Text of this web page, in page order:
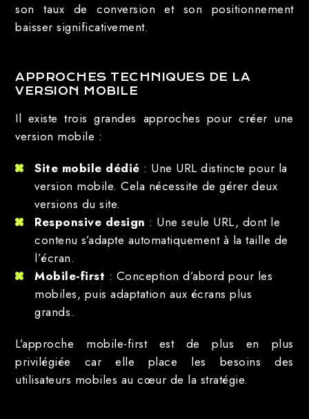
son taux de conversion et son positionnement
baisser significativement.
APPROCHES TECHNIQUES DE LA
VERSION MOBILE
Il existe trois grandes approches pour créer une
version mobile :
Site mobile dédié : Une URL distincte pour la
version mobile. Cela nécessite de gérer deux
versions du site.
Responsive design : Une seule URL, dont le
contenu s’adapte automatiquement à la taille de
l’écran.
Mobile-first : Conception d’abord pour les
mobiles, puis adaptation aux écrans plus
grands.
L’approche mobile-first est de plus en plus
privilégiée car elle place les besoins des
utilisateurs mobiles au cœur de la stratégie.